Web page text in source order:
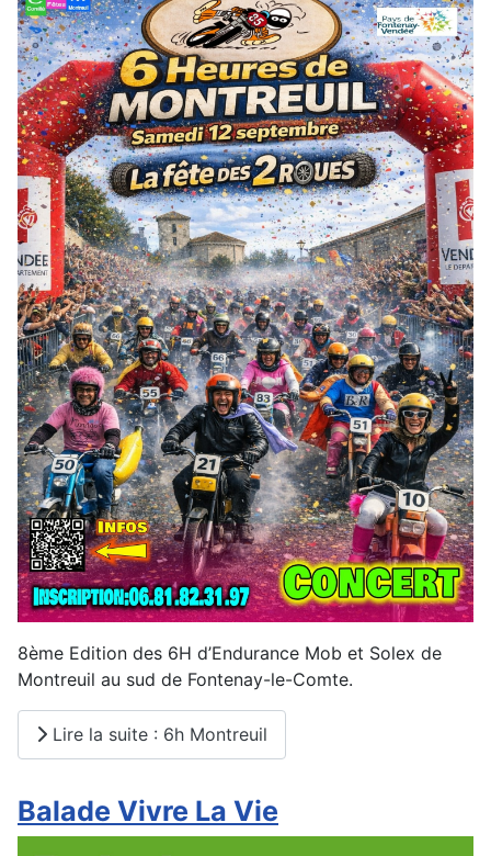
8ème Edition des 6H d’Endurance Mob et Solex de
Montreuil au sud de Fontenay-le-Comte.
Lire la suite : 6h Montreuil
Balade Vivre La Vie